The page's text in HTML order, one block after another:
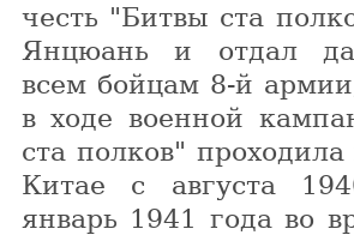
честь "Битвы ста
Янцюань и отдал
всем бойцам 8-й
в ходе военной
ста полков"
Китае с августа
январь 1941 года во